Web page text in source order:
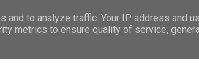
to analyze traffic. Your IP address and
metrics to ensure quality of service,